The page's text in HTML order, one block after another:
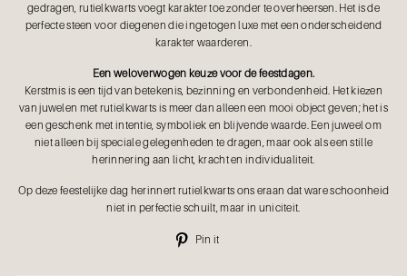
gedragen, rutielkwarts voegt karakter toe zonder te overheersen. Het is de
perfecte steen voor diegenen die ingetogen luxe met een onderscheidend
karakter waarderen.
Een weloverwogen keuze voor de feestdagen.
Kerstmis is een tijd van betekenis, bezinning en verbondenheid. Het kiezen
van juwelen met rutielkwarts is meer dan alleen een mooi object geven; het is
een geschenk met intentie, symboliek en blijvende waarde. Een juweel om
niet alleen bij speciale gelegenheden te dragen, maar ook als een stille
herinnering aan licht, kracht en individualiteit.
Op deze feestelijke dag herinnert rutielkwarts ons eraan dat ware schoonheid
niet in perfectie schuilt, maar in uniciteit.
Pin it